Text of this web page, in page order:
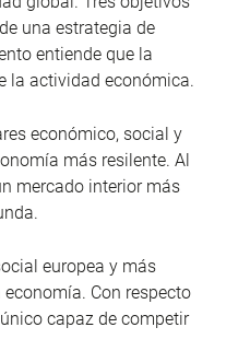
una estrategia de
entiende que la
la actividad económica.
económico, social y
más resilente. Al
mercado interior más
europea y más
Con respecto
capaz de competir